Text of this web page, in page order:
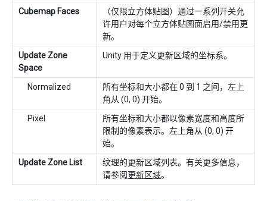
Cubemap Faces
（仅限立方体贴图）通过一系列开关允
许用户对每个立方体贴图面启用/禁用更
新。
Update Zone
Space
Unity 用于定义更新区域的坐标系。
Normalized
所有坐标和大小都在 0 到 1 之间，左上
角从 (0, 0) 开始。
Pixel
所有坐标和大小都以像素宽度和高度所
限制的像素表示。左上角从 (0, 0) 开
始。
Update Zone List
纹理的更新区域列表。有关更多信息，
请参阅更新区域。